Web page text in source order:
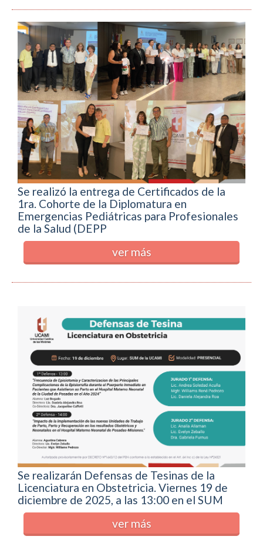
Se realizó la entrega de Certificados de la
1ra. Cohorte de la Diplomatura en
Emergencias Pediátricas para Profesionales
de la Salud (DEPP
ver más
Se realizarán Defensas de Tesinas de la
Licenciatura en Obstetricia. Viernes 19 de
diciembre de 2025, a las 13:00 en el SUM
ver más